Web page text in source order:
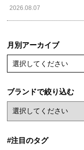
2026.08.07
月別アーカイブ
選択してください
ブランドで絞り込む
#注目のタグ